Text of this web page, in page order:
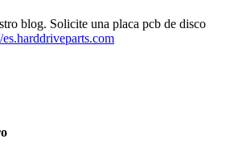
blog. Solicite una placa pcb de disco
es.harddriveparts.com